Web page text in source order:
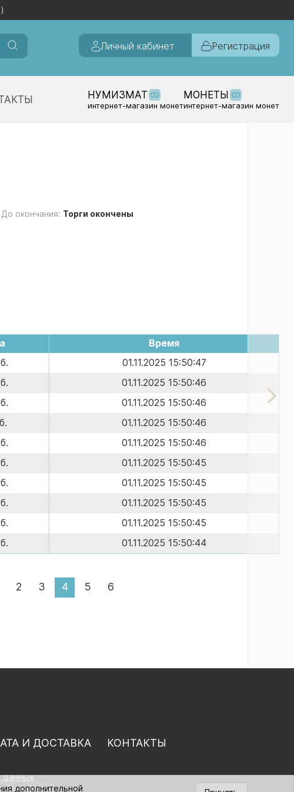
Личный кабинет Регистрация
НУМИЗМАТ
интернет-магазин монет
МОНЕТЫ
интернет-магазин монет
До окончания: Торги окончены
Время
01.11.2025 15:50:47
01.11.2025 15:50:46
01.11.2025 15:50:46
01.11.2025 15:50:46
01.11.2025 15:50:46
01.11.2025 15:50:45
01.11.2025 15:50:45
01.11.2025 15:50:45
01.11.2025 15:50:45
01.11.2025 15:50:44
2 3 4 5 6
И ДОСТАВКА КОНТАКТЫ
данных
– 2026 г.
дополнительной